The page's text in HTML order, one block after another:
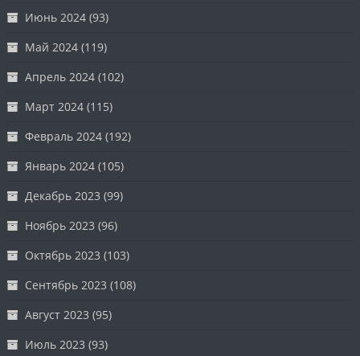
Июнь 2024 (93)
Май 2024 (119)
Апрель 2024 (102)
Март 2024 (115)
Февраль 2024 (192)
Январь 2024 (105)
Декабрь 2023 (99)
Ноябрь 2023 (96)
Октябрь 2023 (103)
Сентябрь 2023 (108)
Август 2023 (95)
Июль 2023 (93)